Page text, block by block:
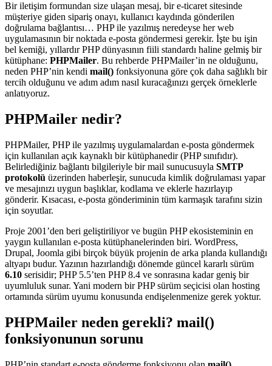
Bir iletişim formundan size ulaşan mesaj, bir e-ticaret sitesinde
müşteriye giden sipariş onayı, kullanıcı kaydında gönderilen
doğrulama bağlantısı… PHP ile yazılmış neredeyse her web
uygulamasının bir noktada e-posta göndermesi gerekir. İşte bu işin
bel kemiği, yıllardır PHP dünyasının fiili standardı haline gelmiş bir
kütüphane: PHPMailer. Bu rehberde PHPMailer’in ne olduğunu,
neden PHP’nin kendi mail() fonksiyonuna göre çok daha sağlıklı bir
tercih olduğunu ve adım adım nasıl kuracağınızı gerçek örneklerle
anlatıyoruz.
PHPMailer nedir?
PHPMailer, PHP ile yazılmış uygulamalardan e-posta göndermek
için kullanılan açık kaynaklı bir kütüphanedir (PHP sınıfıdır).
Belirlediğiniz bağlantı bilgileriyle bir mail sunucusuyla SMTP
protokolü üzerinden haberleşir, sunucuda kimlik doğrulaması yapar
ve mesajınızı uygun başlıklar, kodlama ve eklerle hazırlayıp
gönderir. Kısacası, e-posta gönderiminin tüm karmaşık tarafını sizin
için soyutlar.
Proje 2001’den beri geliştiriliyor ve bugün PHP ekosisteminin en
yaygın kullanılan e-posta kütüphanelerinden biri. WordPress,
Drupal, Joomla gibi birçok büyük projenin de arka planda kullandığı
altyapı budur. Yazının hazırlandığı dönemde güncel kararlı sürüm
6.10 serisidir; PHP 5.5’ten PHP 8.4 ve sonrasına kadar geniş bir
uyumluluk sunar. Yani modern bir PHP sürüm seçicisi olan hosting
ortamında sürüm uyumu konusunda endişelenmenize gerek yoktur.
PHPMailer neden gerekli? mail()
fonksiyonunun sorunu